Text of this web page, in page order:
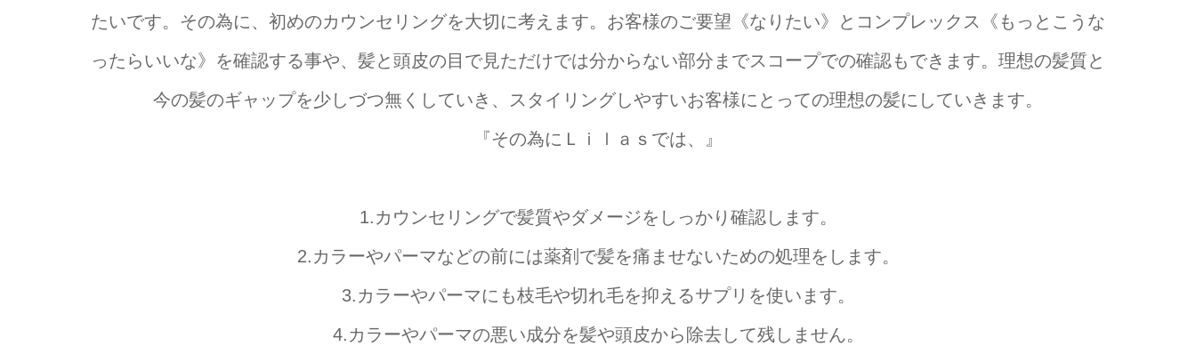
たいです。その為に、初めのカウンセリングを大切に考えます。お客様のご要望《なりたい》とコンプレックス《もっとこうな
ったらいいな》を確認する事や、髪と頭皮の目で見ただけでは分からない部分までスコープでの確認もできます。理想の髪質と
今の髪のギャップを少しづつ無くしていき、スタイリングしやすいお客様にとっての理想の髪にしていきます。
『その為にＬｉｌａｓでは、』
1.カウンセリングで髪質やダメージをしっかり確認します。
2.カラーやパーマなどの前には薬剤で髪を痛ませないための処理をします。
3.カラーやパーマにも枝毛や切れ毛を抑えるサプリを使います。
4.カラーやパーマの悪い成分を髪や頭皮から除去して残しません。